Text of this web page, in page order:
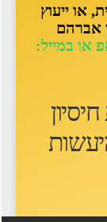
או ייעוץ
אברהם
או במייל: